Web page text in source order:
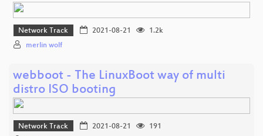
Network Track 2021-08-21
1.2k
merlin wolf
webboot - The LinuxBoot way of multi
distro ISO booting
Network Track 2021-08-21
191